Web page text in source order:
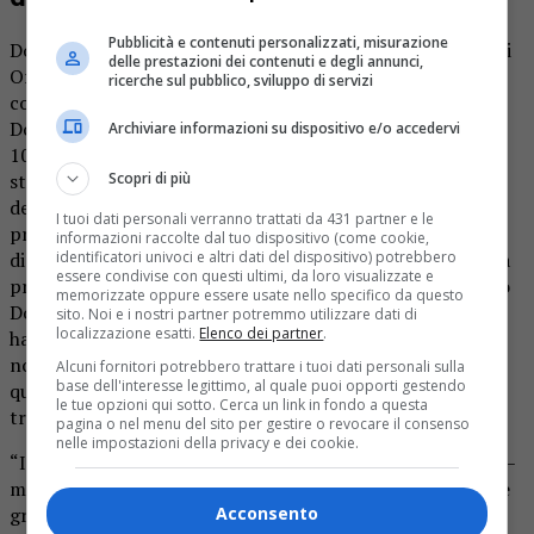
Domenica 25 luglio presso la Parrocchia Nostra Signora di
Oropa al Villaggio Lamarmora, si è tenuta la
commemorazione per il 10° anniversario della morte di
Don Piero Gibello. La celebrazione si è divisa in 3 fasi: ore
10.30 S. messa con, al termine, la consegna delle borse di
studio in memoria di Don Gibello; 0re 11,30 benedizione
della sala dell’oratorio dedicata a Don Gibello, e
presentazione della panchina dono del Comune di Biella e
di “Caffè Amici” che è stata posizionata dove una volta era
presente la panchina sulla quale era solito sedersi l’amato
Don. Al termine della benedizione della sala la parrocchia
ha offerto l’aperitivo. L’affluenza della gente è stata
notevole, nonostante il cattivo tempo, e questo dimostra
quanto Don Piero Gibello si stato una figura di spicco, e
trascinante, per tutti gli abitanti del quartiere.
“Io non l’ho conosciuto – racconta Narcisa Coda Zabetta –
ma ne ho sentito parlare e ho sempre visto ammirazione e
gratitudine negli occhi di chi mi ha raccontato i vari
Pubblicità e contenuti personalizzati, misurazione
delle prestazioni dei contenuti e degli annunci,
ricerche sul pubblico, sviluppo di servizi
Archiviare informazioni su dispositivo e/o accedervi
Scopri di più
I tuoi dati personali verranno trattati da 431 partner e le
informazioni raccolte dal tuo dispositivo (come cookie,
identificatori univoci e altri dati del dispositivo) potrebbero
essere condivise con questi ultimi, da loro visualizzate e
memorizzate oppure essere usate nello specifico da questo
sito. Noi e i nostri partner potremmo utilizzare dati di
localizzazione esatti. Elenco dei partner.
Alcuni fornitori potrebbero trattare i tuoi dati personali sulla
base dell'interesse legittimo, al quale puoi opporti gestendo
le tue opzioni qui sotto. Cerca un link in fondo a questa
pagina o nel menu del sito per gestire o revocare il consenso
nelle impostazioni della privacy e dei cookie.
Acconsento